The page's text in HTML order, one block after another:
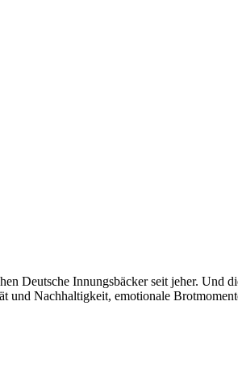
Deutsche Innungsbäcker seit jeher. Und
Nachhaltigkeit, emotionale